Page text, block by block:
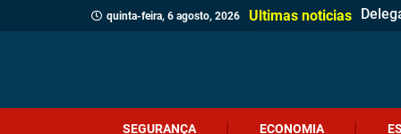
quinta-feira, 6 agosto, 2026 Ultimas noticias Dia
Içara
Idosa
PM
SEGURANÇA ECONOMIA